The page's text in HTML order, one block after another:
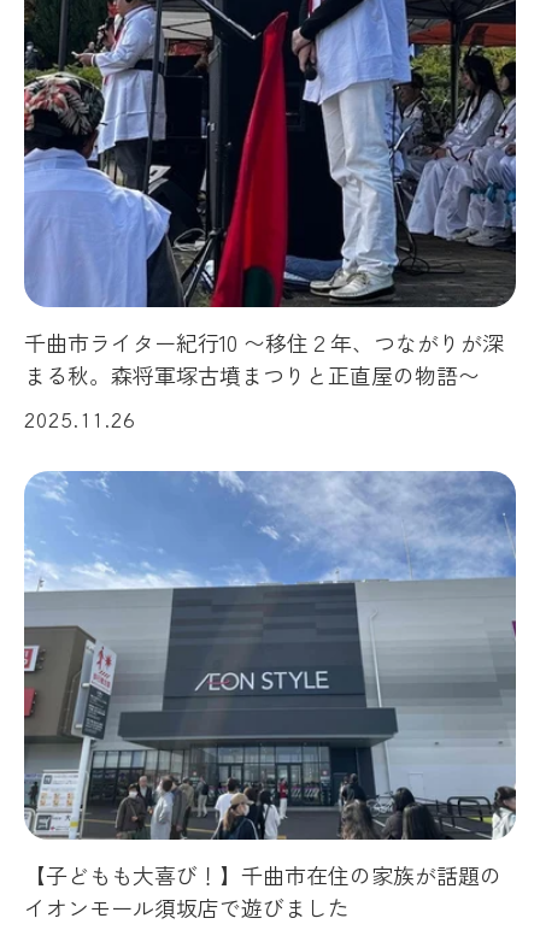
千曲市ライター紀行10 〜移住２年、つながりが深
まる秋。森将軍塚古墳まつりと正直屋の物語〜
2025.11.26
【子どもも大喜び！】千曲市在住の家族が話題の
イオンモール須坂店で遊びました